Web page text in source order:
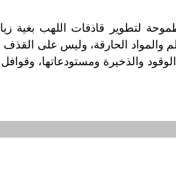
لتطوير قاذفات اللهب بغية
والمواد الحارقة، وليس على
والذخيرة ومستودعاتها، وقوافل